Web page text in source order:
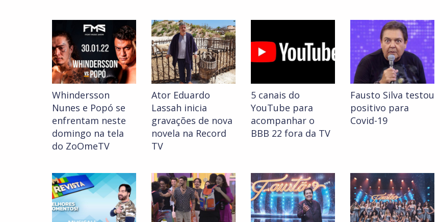
Whindersson
Nunes e Popó se
enfrentam neste
domingo na tela
do ZoOmeTV
Ator Eduardo
Lassah inicia
gravações de nova
novela na Record
TV
5 canais do
YouTube para
acompanhar o
BBB 22 fora da TV
Fausto Silva testou
positivo para
Covid-19